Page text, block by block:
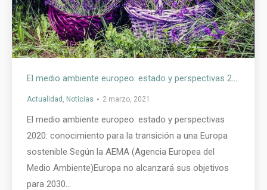
El medio ambiente europeo: estado y perspectivas 2020: conocimiento para la transición a una Europa sostenible
Actualidad Noticias 2 marzo, 2021
El medio ambiente europeo: estado y perspectivas
2020: conocimiento para la transición a una Europa
sostenible Según la AEMA (Agencia Europea del
Medio Ambiente)Europa no alcanzará sus objetivos
para 2030…